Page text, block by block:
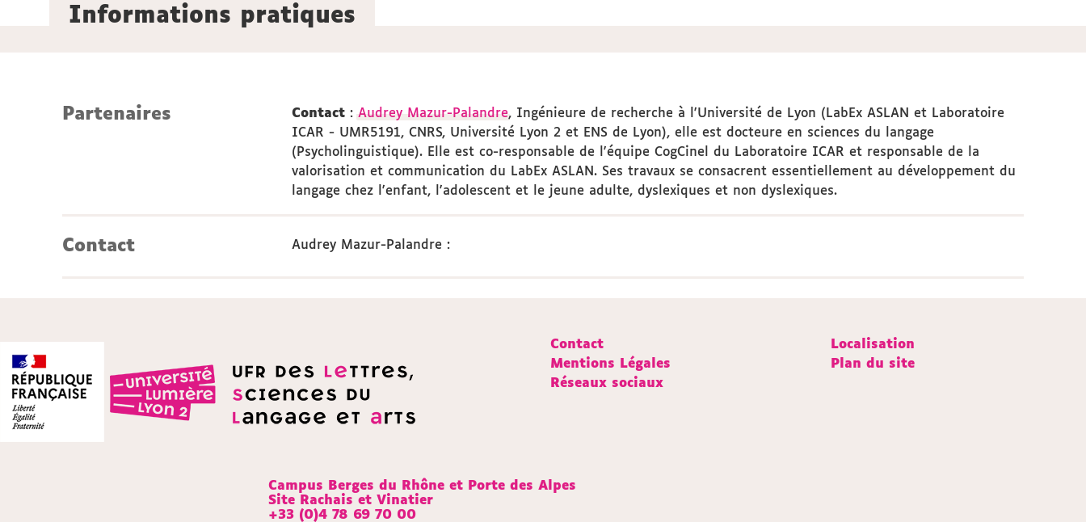
Informations pratiques
Partenaires Contact: Audrey Mazur-Palandre, Ingénieure de recherche à l'Université de Lyon (LabEx ASLAN et Laboratoire
ICAR - UMR5191, CNRS, Université Lyon 2 et ENS de Lyon), elle est docteure en sciences du langage
(Psycholinguistique). Elle est co-responsable de l'équipe CogCinel du Laboratoire ICAR et responsable de la
valorisation et communication du LabEx ASLAN. Ses travaux se consacrent essentiellement au développement du
langage chez l'enfant, l'adolescent et le jeune adulte, dyslexiques et non dyslexiques.
Contact Audrey Mazur-Palandre:
Contact
Localisation
Mentions Légales
Plan du site
Réseaux sociaux
Campus Berges du Rhône et Porte des Alpes
Site Rachais et Vinatier
+33 (0)4 78 69 70 00